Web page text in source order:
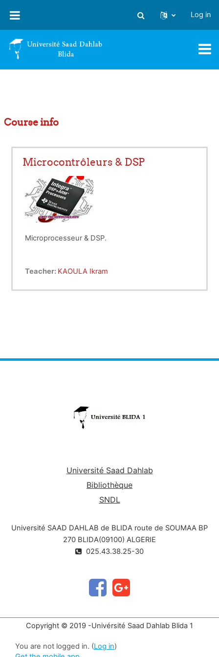
Toggle search input
Log in
Course info
Microcontrôleurs & DSP
Microprocesseur & DSP.
Teacher: KAOULA Ikram
Université Saad Dahlab
Bibliothèque
SNDL
Université SAAD DAHLAB de BLIDA route de SOUMAA BP
270 BLIDA(09100) ALGERIE
025.43.38.25-30
Copyright © 2019 -Univérsité Saad Dahlab Blida 1
You are not logged in. (Log in)